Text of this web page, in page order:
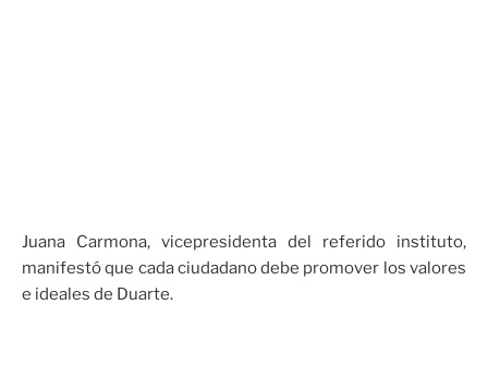
Juana Carmona, vicepresidenta del referido instituto,
manifestó que cada ciudadano debe promover los valores
e ideales de Duarte.